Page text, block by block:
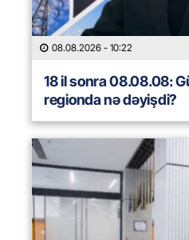
08.08.2026 - 10:22
18 il sonra 08.08.08:
regionda nə dəyişdi?